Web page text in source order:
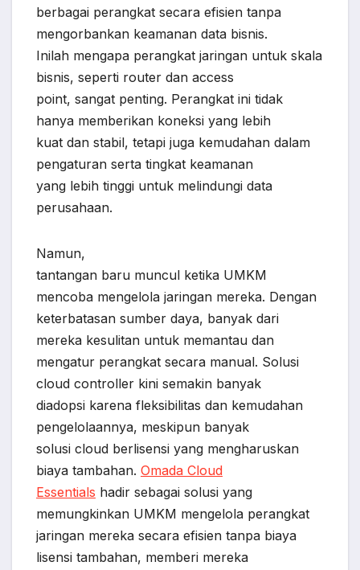
berbagai perangkat secara efisien tanpa
mengorbankan keamanan data bisnis.
Inilah mengapa perangkat jaringan untuk skala
bisnis, seperti router dan access
point, sangat penting. Perangkat ini tidak
hanya memberikan koneksi yang lebih
kuat dan stabil, tetapi juga kemudahan dalam
pengaturan serta tingkat keamanan
yang lebih tinggi untuk melindungi data
perusahaan.
Namun,
tantangan baru muncul ketika UMKM
mencoba mengelola jaringan mereka. Dengan
keterbatasan sumber daya, banyak dari
mereka kesulitan untuk memantau dan
mengatur perangkat secara manual. Solusi
cloud controller kini semakin banyak
diadopsi karena fleksibilitas dan kemudahan
pengelolaannya, meskipun banyak
solusi cloud berlisensi yang mengharuskan
biaya tambahan. Omada Cloud
Essentials hadir sebagai solusi yang
memungkinkan UMKM mengelola perangkat
jaringan mereka secara efisien tanpa biaya
lisensi tambahan, memberi mereka